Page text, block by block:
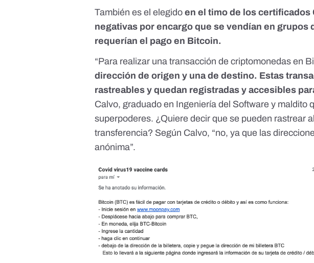
También es el elegidoen el timo de los certificados
negativas por encargo que se vendían en grupos
requerían el pago en Bitcoin.
“Para realizar una transacción de criptomonedas en
dirección de origen y una de destino. Estas
rastreables y quedan registradas y accesibles
Calvo, graduado en Ingeniería del Software y maldito
superpoderes. ¿Quiere decir que se pueden rastrear
transferencia? Según Calvo, “no, ya que las
anónima”.